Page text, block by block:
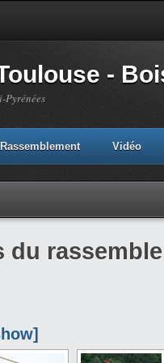
-
Rassemblement Vidéo
du